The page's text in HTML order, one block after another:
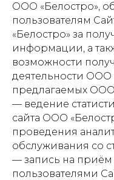
ООО «Белостро»,
пользователям
«Белостро» за
информации, а
возможности
деятельности
предлагаемых ООО
— ведение
сайта ООО
проведения
обслуживания со
— запись на приём
пользователями